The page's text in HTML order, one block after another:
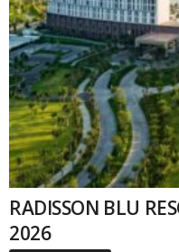
RADISSON BLU
2026